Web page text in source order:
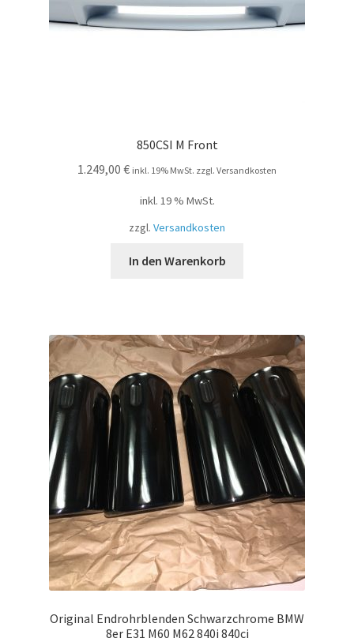
850CSI M Front
1.249,00 € inkl. 19% MwSt. zzgl. Versandkosten
inkl. 19 % MwSt.
zzgl. Versandkosten
In den Warenkorb
Original Endrohrblenden Schwarzchrome BMW
8er E31 M60 M62 840i 840ci